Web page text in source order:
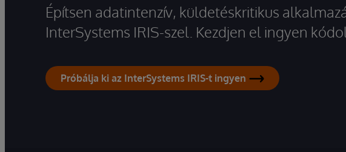
Építsen adatintenzív, küldetéskritikus
InterSystems IRIS-szel. Kezdjen el ingyen
Próbálja ki az InterSystems IRIS-t ingyen